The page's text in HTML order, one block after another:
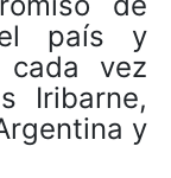
país y
cada vez
Iribarne,
y